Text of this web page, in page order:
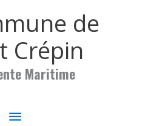
de
Crépin
Maritime
MENU